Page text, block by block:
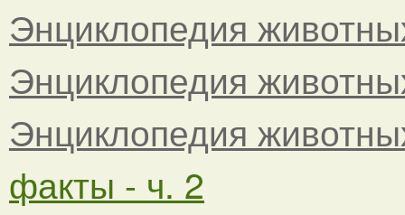
Энциклопедия
Энциклопедия
Энциклопедия
факты - ч. 2